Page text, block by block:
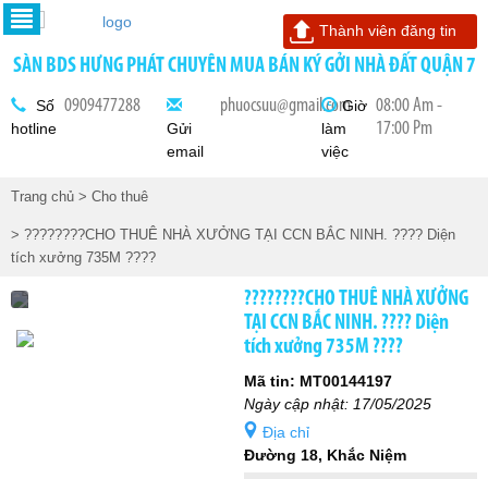
SÀN BDS HƯNG PHÁT CHUYÊN MUA BÁN KÝ GỞI NHÀ ĐẤT QUẬN 7
Số
hotline
0909477288
Gửi
email
phuocsuu@gmail.comGiờ
làm
việc
08:00 Am -
17:00 Pm
Thành viên đăng tin
Trang chủ > Cho thuê
> ????????CHO THUÊ NHÀ XƯỞNG TẠI CCN BẮC NINH. ???? Diện
tích xưởng 735M ????
????????CHO THUÊ NHÀ XƯỞNG
TẠI CCN BẮC NINH. ???? Diện
tích xưởng 735M ????
Mã tin: MT00144197
Ngày cập nhật: 17/05/2025
Địa chỉ
Đường 18, Khắc Niệm